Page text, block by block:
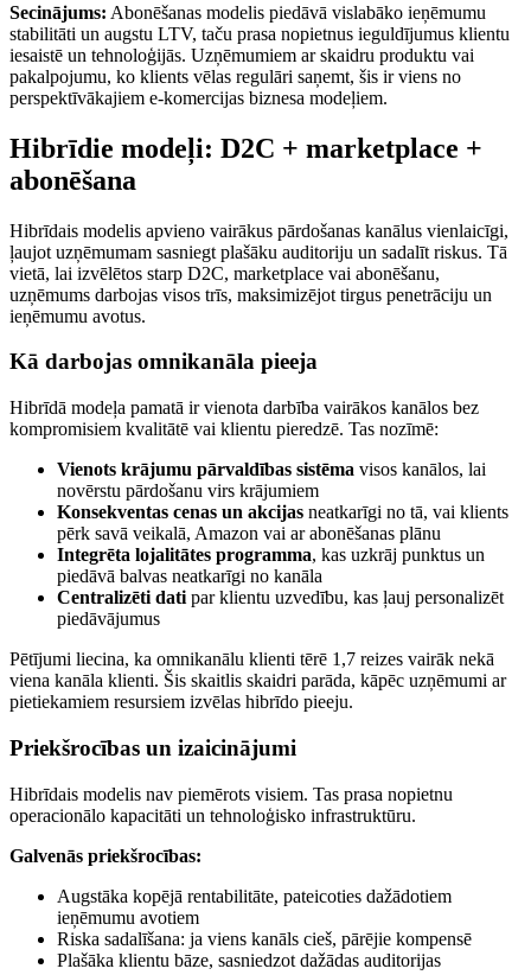
Secinājums: Abonēšanas modelis piedāvā vislabāko ieņēmumu
stabilitāti un augstu LTV, taču prasa nopietnus ieguldījumus klientu
iesaistē un tehnoloģijās. Uzņēmumiem ar skaidru produktu vai
pakalpojumu, ko klients vēlas regulāri saņemt, šis ir viens no
perspektīvākajiem e-komercijas biznesa modeļiem.
Hibrīdie modeļi: D2C + marketplace +
abonēšana
Hibrīdais modelis apvieno vairākus pārdošanas kanālus vienlaicīgi,
ļaujot uzņēmumam sasniegt plašāku auditoriju un sadalīt riskus. Tā
vietā, lai izvēlētos starp D2C, marketplace vai abonēšanu,
uzņēmums darbojas visos trīs, maksimizējot tirgus penetrāciju un
ieņēmumu avotus.
Kā darbojas omnikanāla pieeja
Hibrīdā modeļa pamatā ir vienota darbība vairākos kanālos bez
kompromisiem kvalitātē vai klientu pieredzē. Tas nozīmē:
Vienots krājumu pārvaldības sistēma visos kanālos, lai
novērstu pārdošanu virs krājumiem
Konsekventas cenas un akcijas neatkarīgi no tā, vai klients
pērk savā veikalā, Amazon vai ar abonēšanas plānu
Integrēta lojalitātes programma, kas uzkrāj punktus un
piedāvā balvas neatkarīgi no kanāla
Centralizēti dati par klientu uzvedību, kas ļauj personalizēt
piedāvājumus
Pētījumi liecina, ka omnikanālu klienti tērē 1,7 reizes vairāk nekā
viena kanāla klienti. Šis skaitlis skaidri parāda, kāpēc uzņēmumi ar
pietiekamiem resursiem izvēlas hibrīdo pieeju.
Priekšrocības un izaicinājumi
Hibrīdais modelis nav piemērots visiem. Tas prasa nopietnu
operacionālo kapacitāti un tehnoloģisko infrastruktūru.
Galvenās priekšrocības:
Augstāka kopējā rentabilitāte, pateicoties dažādotiem
ieņēmumu avotiem
Riska sadalīšana: ja viens kanāls cieš, pārējie kompensē
Plašāka klientu bāze, sasniedzot dažādas auditorijas